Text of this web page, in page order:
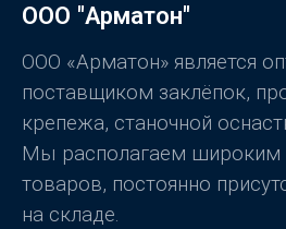
а
0
5
ООО "Арматон"
ООО «Арматон» является
поставщиком заклёпок,
крепежа, станочной
Мы располагаем широким
товаров, постоянно
на складе.